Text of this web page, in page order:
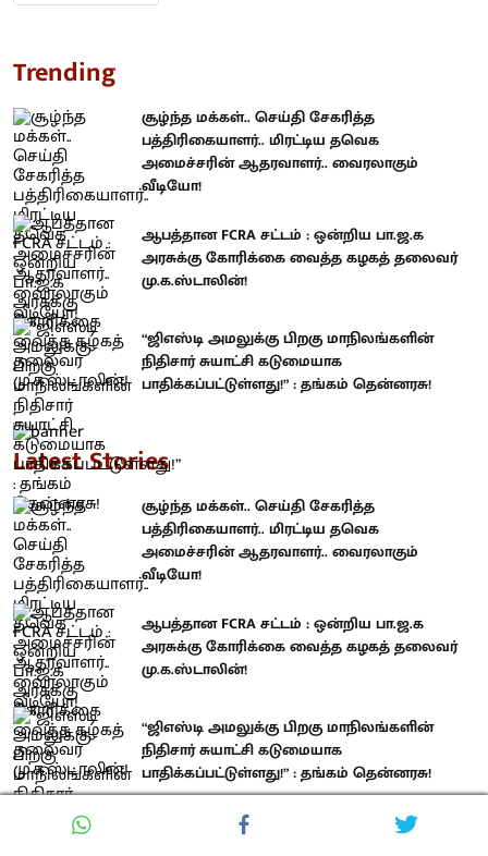
Trending
சூழ்ந்த மக்கள்.. செய்தி சேகரித்த
பத்திரிகையாளர்.. மிரட்டிய தவெக
அமைச்சரின் ஆதரவாளர்.. வைரலாகும்
வீடியோ!
ஆபத்தான FCRA சட்டம் : ஒன்றிய பா.ஜ.க
அரசுக்கு கோரிக்கை வைத்த கழகத் தலைவர்
மு.க.ஸ்டாலின்!
“ஜிஎஸ்டி அமலுக்கு பிறகு மாநிலங்களின்
நிதிசார் சுயாட்சி கடுமையாக
பாதிக்கப்பட்டுள்ளது!” : தங்கம் தென்னரசு!
Latest Stories
சூழ்ந்த மக்கள்.. செய்தி சேகரித்த
பத்திரிகையாளர்.. மிரட்டிய தவெக
அமைச்சரின் ஆதரவாளர்.. வைரலாகும்
வீடியோ!
ஆபத்தான FCRA சட்டம் : ஒன்றிய பா.ஜ.க
அரசுக்கு கோரிக்கை வைத்த கழகத் தலைவர்
மு.க.ஸ்டாலின்!
“ஜிஎஸ்டி அமலுக்கு பிறகு மாநிலங்களின்
நிதிசார் சுயாட்சி கடுமையாக
பாதிக்கப்பட்டுள்ளது!” : தங்கம் தென்னரசு!
Related Stories